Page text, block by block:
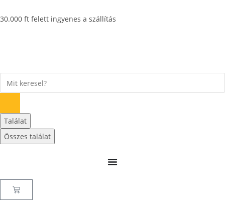
30.000 ft felett ingyenes a szállítás
Találat
Összes találat